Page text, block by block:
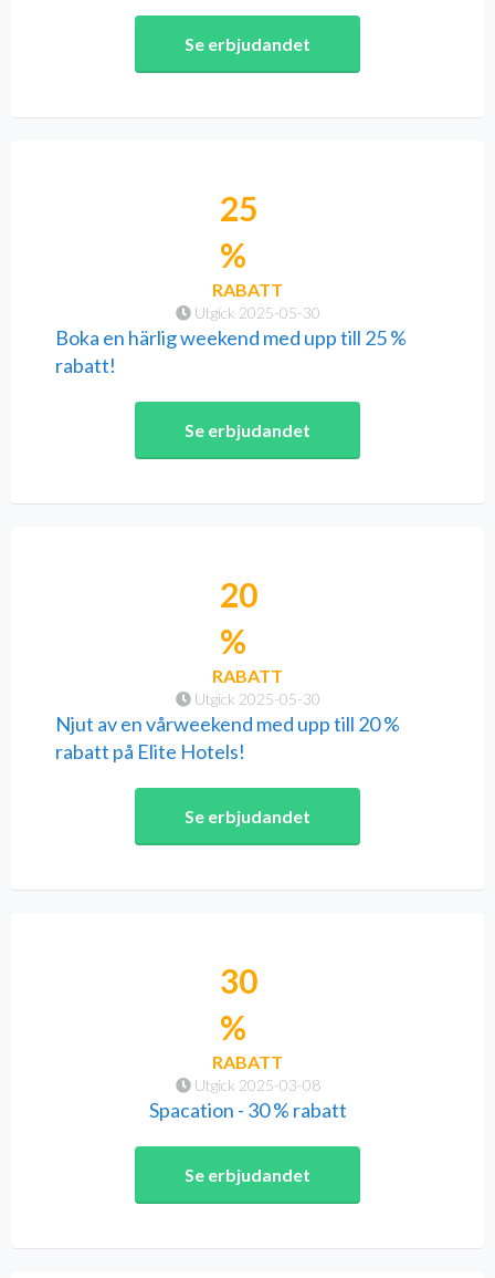
Se erbjudandet
Utgick 2025-05-30
25
%
RABATT
Boka en härlig weekend med upp till 25 %
rabatt!
Se erbjudandet
Utgick 2025-05-30
20
%
RABATT
Njut av en vårweekend med upp till 20 %
rabatt på Elite Hotels!
Se erbjudandet
Utgick 2025-03-08
30
%
RABATT
Spacation - 30 % rabatt
Se erbjudandet